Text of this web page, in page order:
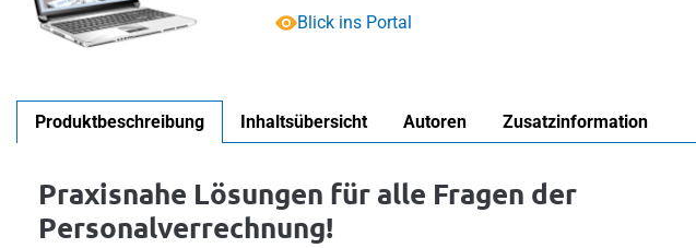
Blick ins Portal
Produktbeschreibung Inhaltsübersicht Autoren Zusatzinformation
Praxisnahe Lösungen für alle Fragen der
Personalverrechnung!